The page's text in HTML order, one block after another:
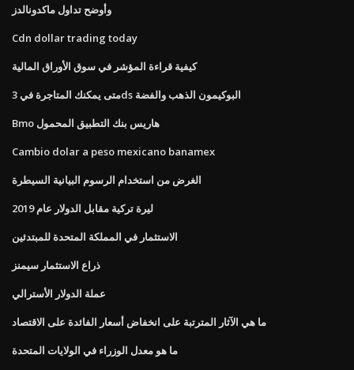
وأوضح تداول ماكدونالدز
Cdn dollar trading today
كيفية قراءة المؤشر في سوق الأوراق المالية
متى يمكنك المتاجرة في 3ds البوكيمون الذهب والفضة
Bmo هاريس بنك التطبيق المحمول
Cambio dolar a peso mexicano banamex
الغرض من استخدام الرسوم البيانية السيطرة
ليرة تركية مقابل الدولار عام 2019
الاستثمار في المملكة المتحدة للمبتدئين
ذراع الاستثمار سيمنز
عملة الدولار الأسترالي
ما هي الآثار المترتبة على انخفاض أسعار الفائدة على الاقتصاد
ما هو معدل الوزراء في الولايات المتحدة